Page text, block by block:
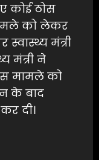
कोई ठोस
को लेकर
मंत्री
मंत्री ने
मामले को
के बाद
दी।